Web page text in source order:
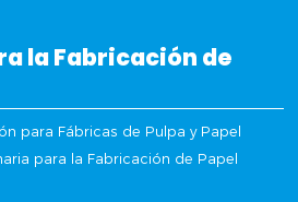
la Fabricación de
para Fábricas de Pulpa y Papel
para la Fabricación de Papel